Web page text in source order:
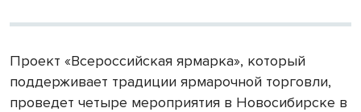
Проект «Всероссийская ярмарка», который
поддерживает традиции ярмарочной торговли,
проведет четыре мероприятия в Новосибирске в